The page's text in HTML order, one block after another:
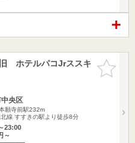
お気に入
りに追加
ホテルパコJrススキ
央区
願寺前駅232m
線 すすきの駅より徒歩8分
23:00
～